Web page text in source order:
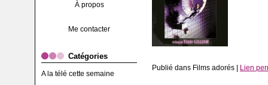
À propos
Me contacter
Catégories
A la télé cette semaine
Publié dans Films adorés | Lien